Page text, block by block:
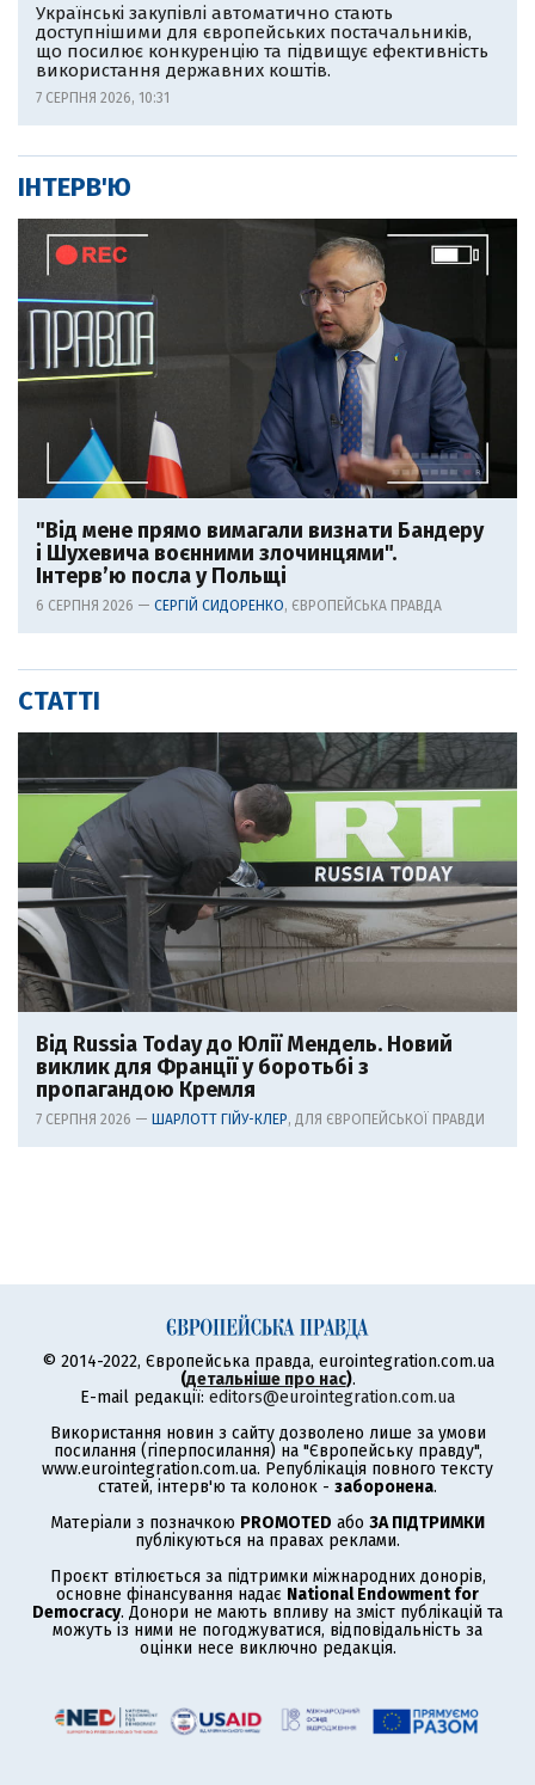
Українські закупівлі автоматично стають
доступнішими для європейських постачальників,
що посилює конкуренцію та підвищує ефективність
використання державних коштів.
7 СЕРПНЯ 2026, 10:31
ІНТЕРВ'Ю
"Від мене прямо вимагали визнати Бандеру
і Шухевича воєнними злочинцями".
Інтерв’ю посла у Польщі
6 СЕРПНЯ 2026 — СЕРГІЙ СИДОРЕНКО, ЄВРОПЕЙСЬКА ПРАВДА
СТАТТІ
Від Russia Today до Юлії Мендель. Новий
виклик для Франції у боротьбі з
пропагандою Кремля
7 СЕРПНЯ 2026 — ШАРЛОТТ ГІЙУ-КЛЕР, ДЛЯ ЄВРОПЕЙСЬКОЇ ПРАВДИ
© 2014-2022, Європейська правда, eurointegration.com.ua
(детальніше про нас).
E-mail редакції: editors@eurointegration.com.ua
Використання новин з сайту дозволено лише за умови
посилання (гіперпосилання) на "Європейську правду",
www.eurointegration.com.ua. Републікація повного тексту
статей, інтерв'ю та колонок - заборонена.
Матеріали з позначкою PROMOTED або ЗА ПІДТРИМКИ
публікуються на правах реклами.
Проєкт втілюється за підтримки міжнародних донорів,
основне фінансування надає National Endowment for
Democracy. Донори не мають впливу на зміст публікацій та
можуть із ними не погоджуватися, відповідальність за
оцінки несе виключно редакція.